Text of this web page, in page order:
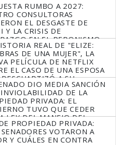
RUMBO A 2027:
CONSULTORAS
EL DESGASTE DE
Y LA CRISIS DE
EN EL PERONISMO
REAL DE "ELIZE:
DE UNA MUJER", LA
PELÍCULA DE NETFLIX
EL CASO DE UNA ESPOSA
A SU
DIO MEDIA SANCIÓN
DE LA
PRIVADA: EL
TUVO QUE CEDER
LEY DEL MANEJO DEL
PROPIEDAD PRIVADA:
VOTARON A
Y CUÁLES EN CONTRA